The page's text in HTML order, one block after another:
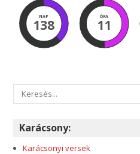
NAP
138
ÓRA
11
Karácsony:
Karácsonyi versek